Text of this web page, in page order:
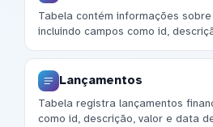
Tabela contém informações
incluindo campos como id,
Lançamentos
Tabela registra lançamentos
como id, descrição, valor e data